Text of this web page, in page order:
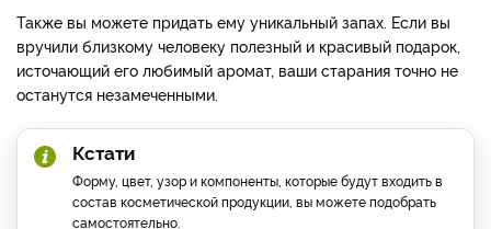
Также вы можете придать ему уникальный запах. Если вы
вручили близкому человеку полезный и красивый подарок,
источающий его любимый аромат, ваши старания точно не
останутся незамеченными.
Кстати
Форму, цвет, узор и компоненты, которые будут входить в
состав косметической продукции, вы можете подобрать
самостоятельно.